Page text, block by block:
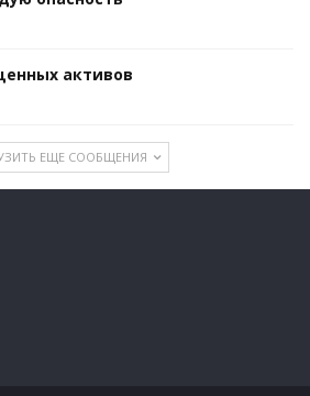
активов
ЕЩЕ СООБЩЕНИЯ